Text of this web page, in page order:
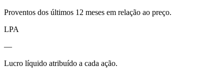
Proventos dos últimos 12 meses em relação ao preço.
LPA
—
Lucro líquido atribuído a cada ação.